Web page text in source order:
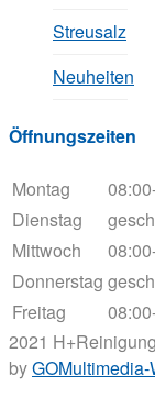
Streusalz
Neuheiten
Öffnungszeiten
Montag
Dienstag
Mittwoch
Donnerstag
Freitag
2021
by